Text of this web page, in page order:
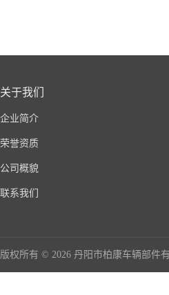
关于我们
企业简介
荣誉资质
公司概貌
联系我们
版权所有 © 2026 丹阳市柏康车辆部件